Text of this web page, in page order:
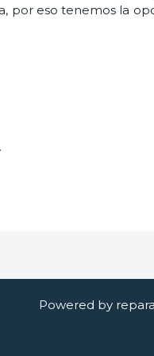
por eso tenemos la
Powered by